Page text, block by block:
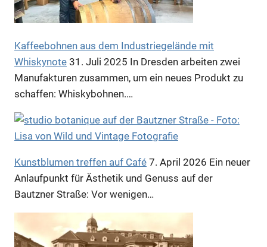
Kaffeebohnen aus dem Industriegelände mit
Whiskynote 31. Juli 2025 In Dresden arbeiten zwei
Manufakturen zusammen, um ein neues Produkt zu
schaffen: Whiskybohnen.…
Kunstblumen treffen auf Café 7. April 2026 Ein neuer
Anlaufpunkt für Ästhetik und Genuss auf der
Bautzner Straße: Vor wenigen…